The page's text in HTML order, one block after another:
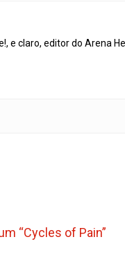
e claro, editor do Arena
“Cycles of Pain”